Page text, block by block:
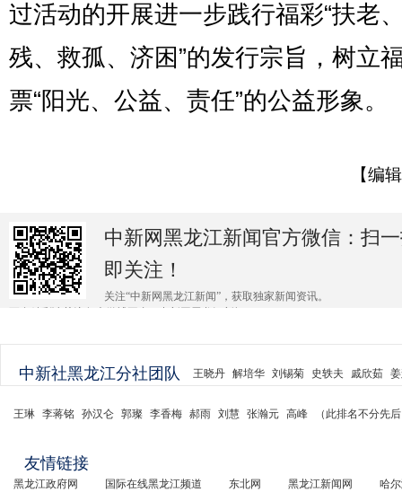
过活动的开展进一步践行福彩“扶老
残、救孤、济困”的发行宗旨，树立
票“阳光、公益、责任”的公益形象。
【编
中新网黑龙江新闻官方微信：扫
即关注！
关注“中新网黑龙江新闻”，获取独家新闻资讯。
中新社黑龙江分社团队 王晓丹 解培华 刘锡菊 史轶夫 戚欣茹
王琳 李蒋铭 孙汉仑 郭璨 李香梅 郝雨 刘慧 张瀚元 高峰 （此排名不分先
友情链接
黑龙江政府网 国际在线黑龙江频道 东北网 黑龙江新闻网
哈